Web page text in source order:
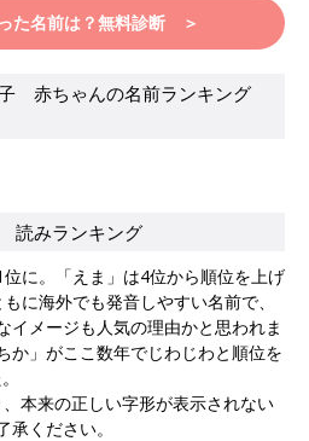
た名前は？無料診断 ＞
赤ちゃんの名前ランキング
読みランキング
位に。「えま」は4位から順位を上げ
に海外でも発音しやすい名前で、
イメージも人気の理由かと思われま
か」がここ数年でじわじわと順位を
本来の正しい字形が表示されない
ください。